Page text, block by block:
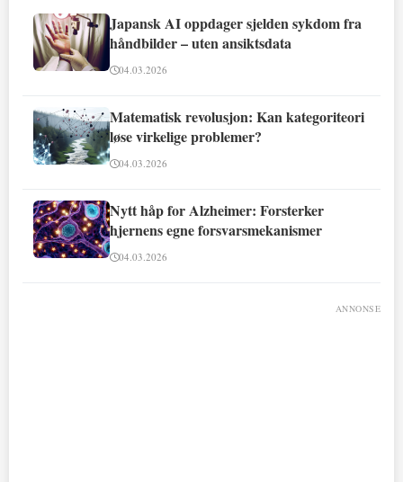
Japansk AI oppdager sjelden sykdom fra
håndbilder – uten ansiktsdata
04.03.2026
Matematisk revolusjon: Kan kategoriteori
løse virkelige problemer?
04.03.2026
Nytt håp for Alzheimer: Forsterker
hjernens egne forsvarsmekanismer
04.03.2026
ANNONSE